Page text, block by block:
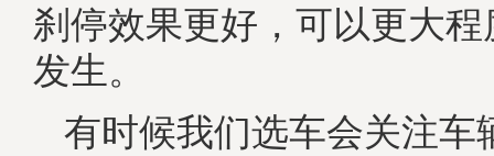
刹停效果更好，可以更大
发生。
有时候我们选车会关注车